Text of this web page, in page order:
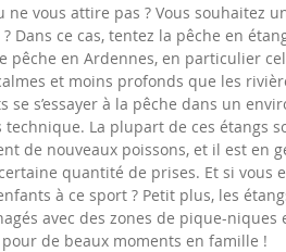
ne vous attire pas ? Vous souhaitez
Dans ce cas, tentez la pêche en
pêche en Ardennes, en particulier
et moins profonds que les
s’essayer à la pêche dans un
La plupart de ces étangs
de nouveaux poissons, et il est en
quantité de prises. Et si vous
à ce sport ? Petit plus, les
avec des zones de pique-niques
de beaux moments en famille !